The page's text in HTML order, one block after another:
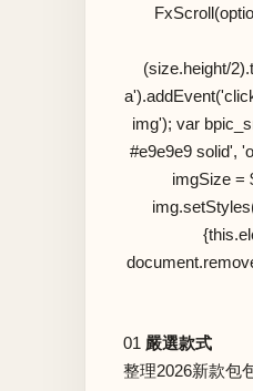
01 嚴選款式
整理2026新款包